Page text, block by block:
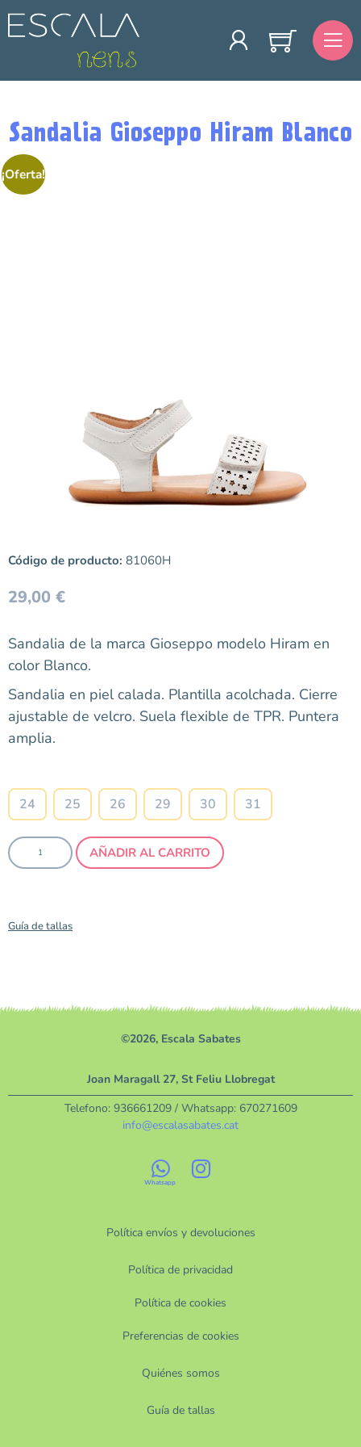
Sandalia Gioseppo Hiram Blanco
¡Oferta!
Código de producto: 81060H
29,00 €
Sandalia de la marca Gioseppo modelo Hiram en
color Blanco.
Sandalia en piel calada. Plantilla acolchada. Cierre
ajustable de velcro. Suela flexible de TPR. Puntera
amplia.
24 25 26 29 30 31
AÑADIR AL CARRITO
Guía de tallas
©2026, Escala Sabates
Política envíos y devoluciones
Política de privacidad
Política de cookies
Preferencias de cookies
Quiénes somos
Guía de tallas
Joan Maragall 27, St Feliu Llobregat
Telefono: 936661209/ Whatsapp: 670271609
info@escalasabates.cat